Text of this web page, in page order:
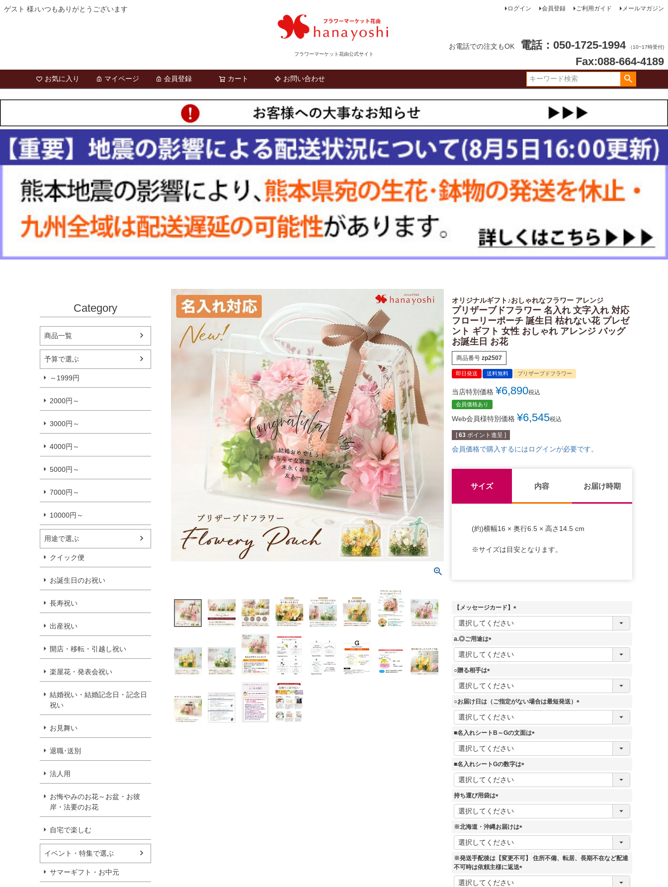
ゲスト 様♪いつもありがとうございます
フラワーマーケット花由公式サイト
ログイン 会員登録 ご利用ガイド メールマガジン
お電話での注文もOK 電話：050-1725-1994 （10~17時受付)
Fax:088-664-4189
お気に入り マイページ 会員登録 カート お問い合わせ
Category
商品一覧
予算で選ぶ
～1999円
2000円～
3000円～
4000円～
5000円～
7000円～
10000円～
用途で選ぶ
クイック便
お誕生日のお祝い
長寿祝い
出産祝い
開店・移転・引越し祝い
楽屋花・発表会祝い
結婚祝い・結婚記念日・記念日
祝い
お見舞い
退職･送別
法人用
お悔やみのお花～お盆・お彼
岸・法要のお花
自宅で楽しむ
イベント・特集で選ぶ
サマーギフト・お中元
オリジナルギフト♪おしゃれなフラワー アレンジ
プリザーブドフラワー 名入れ 文字入れ 対応
フローリーポーチ 誕生日 枯れない花 プレゼ
ント ギフト 女性 おしゃれ アレンジ バッグ
お誕生日 お花
商品番号 zp2507
即日発送 送料無料 プリザーブドフラワー
当店特別価格 ¥6,890税込
会員価格あり
Web会員様特別価格 ¥6,545税込
[ 63 ポイント進呈 ]
会員価格で購入するにはログインが必要です。
サイズ 内容 お届け時期
(約)横幅16 × 奥行6.5 × 高さ14.5 cm
※サイズは目安となります。
【メッセージカード】
(
a.◎ご用途は
(
必
須
○贈る相手は
(
必
須
○お届け日は（ご指定がない場合は最短発送）
(
■名入れシートB～Gの文面は
(
■名入れシートGの数字は
(
持ち運び用袋は
(
必
須
※北海道・沖縄お届けは
(
須
)
※発送手配後は【変更不可】 住所不備、転居、長期不在など配達
不可時は依頼主様に返送
(